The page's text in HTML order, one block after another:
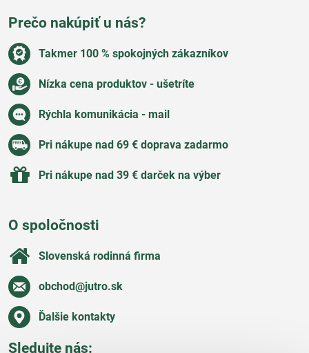
Prečo nakúpiť u nás?
Takmer 100 % spokojných zákazníkov
Nízka cena produktov - ušetríte
Rýchla komunikácia - mail
Pri nákupe nad 69 € doprava zadarmo
Pri nákupe nad 39 € darček na výber
O spoločnosti
Slovenská rodinná firma
obchod​@jutro​.sk
Ďalšie kontakty
Sledujte nás: